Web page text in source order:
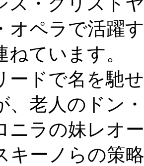
オペラで活躍
ねています。
ドで名を馳
、老人のドン
ニラの妹レオ
キーノらの策